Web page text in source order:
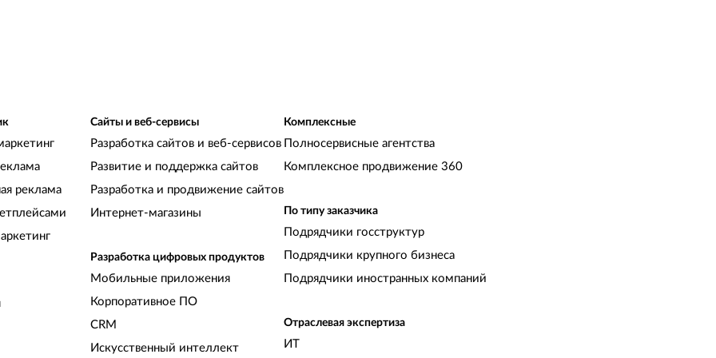
реклама
Сайты и веб-сервисы
Разработка сайтов и веб-сервисов
Развитие и поддержка сайтов
Разработка и продвижение сайтов
Интернет-магазины
Разработка цифровых продуктов
Мобильные приложения
Корпоративное ПО
CRM
Искусственный интеллект
Комплексные
Полносервисные агентства
Комплексное продвижение 360
По типу заказчика
Подрядчики госструктур
Подрядчики крупного бизнеса
Подрядчики иностранных компаний
Отраслевая экспертиза
ИТ